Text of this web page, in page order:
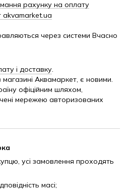
через системи Вчасно
і доставку.
Аквамаркет, є новими.
офіційним шляхом,
мережею авторизованих
усі замовлення проходять
масі;